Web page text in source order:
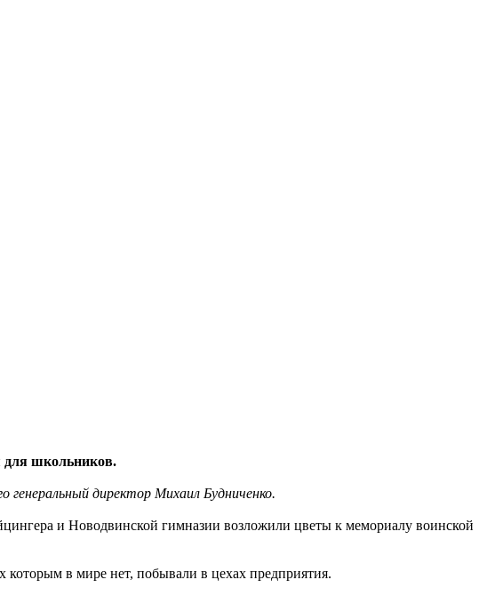
для школьников.
генеральный директор Михаил Будниченко.
и Новодвинской гимназии возложили цветы к мемориалу воинской
которым в мире нет, побывали в цехах предприятия.